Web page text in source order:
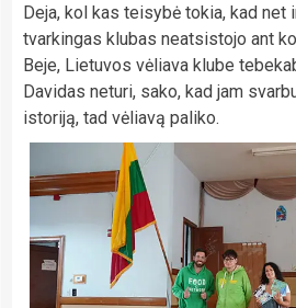
Deja, kol kas teisybė tokia, kad net
tvarkingas klubas neatsistojo ant
Beje, Lietuvos vėliava klube
Davidas neturi, sako, kad jam
istoriją, tad vėliavą paliko.